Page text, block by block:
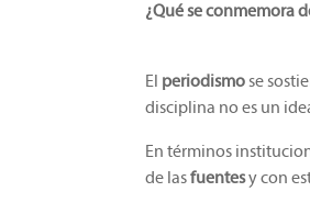
¿Qué se conmemora
El periodismose
disciplina no es un
En términos
de lasfuentesy con